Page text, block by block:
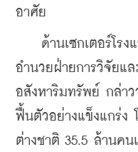
อาศัย
ด้านเซกเตอร์โรง
อำนวยฝ่ายการวิจัยแ
อสังหาริมทรัพย์ กล่าว
ฟื้นตัวอย่างแข็งแกร่ง
ต่างชาติ 35.5 ล้านค